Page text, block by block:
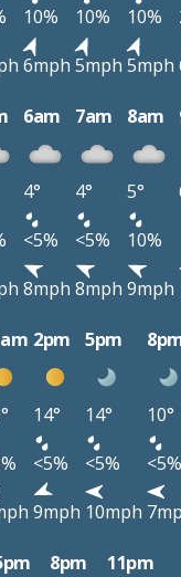
10% 10% 10%
6mph 5mph 5mph
6am 7am 8am
4° 4° 5°
<5% <5% 10%
8mph 8mph 9mph
2pm 5pm
14° 14°
10°
<5% <5%
<5%
9mph 10mph
8pm 11pm